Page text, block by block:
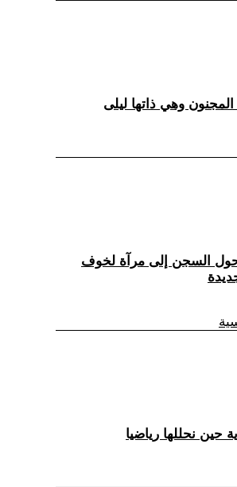
السجن إلى مرآة لخوف